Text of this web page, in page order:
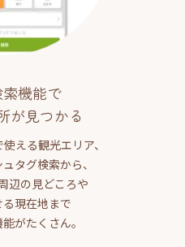
機能で
が見つかる
える観光エリア、
タグ検索から、
辺の見どころや
現在地まで
がたくさん。